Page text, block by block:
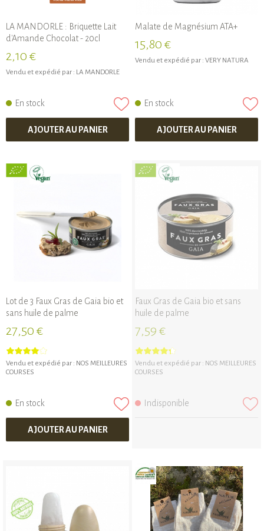
LA MANDORLE : Briquette Lait
d'Amande Chocolat - 20cl
2,10 €
Vendu et expédié par : LA MANDORLE
En stock
AJOUTER AU PANIER
Malate de Magnésium ATA+
15,80 €
Vendu et expédié par : VERY NATURA
En stock
AJOUTER AU PANIER
Lot de 3 Faux Gras de Gaia bio et
sans huile de palme
27,50 €
Vendu et expédié par : NOS MEILLEURES
COURSES
En stock
AJOUTER AU PANIER
Faux Gras de Gaia bio et sans
huile de palme
7,59 €
Vendu et expédié par : NOS MEILLEURES
COURSES
Indisponible